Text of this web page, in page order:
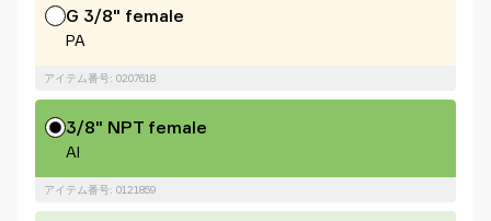
G 3/8" female
PA
アイテム番号: 0207618
3/8" NPT female
Al
アイテム番号: 0121859